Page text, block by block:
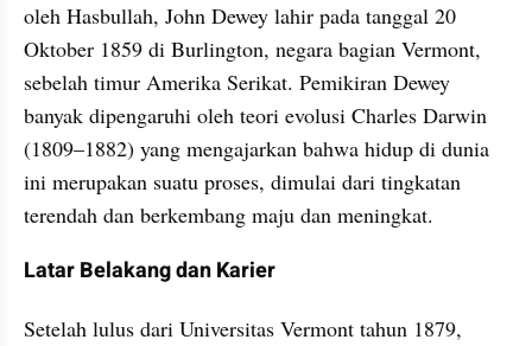
oleh Hasbullah, John Dewey lahir pada tanggal 20
Oktober 1859 di Burlington, negara bagian Vermont,
sebelah timur Amerika Serikat. Pemikiran Dewey
banyak dipengaruhi oleh teori evolusi Charles Darwin
(1809–1882) yang mengajarkan bahwa hidup di dunia
ini merupakan suatu proses, dimulai dari tingkatan
terendah dan berkembang maju dan meningkat.
Latar Belakang dan Karier
Setelah lulus dari Universitas Vermont tahun 1879,